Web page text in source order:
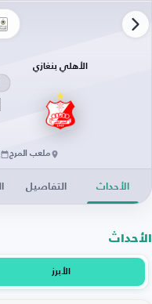
الأهلي بنغازي
ملعب المرج
الأحداث التفاصيل
الأحداث
الأبرز